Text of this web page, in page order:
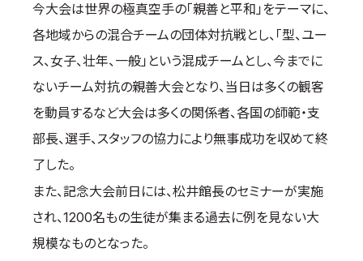
一般の部・壮年部の方
会員制度
取材のお申し込み
本サイトについて
プライバシーポリシー
今大会は世界の極真空手の「親善と平和」をテーマに、
各地域からの混合チームの団体対抗戦とし、「型、ユー
ス、女子、壮年、一般」という混成チームとし、今までに
ないチーム対抗の親善大会となり、当日は多くの観客
を動員するなど大会は多くの関係者、各国の師範・支
部長、選手、スタッフの協力により無事成功を収めて終
了した。
また、記念大会前日には、松井館長のセミナーが実施
され、1200名もの生徒が集まる過去に例を見ない大
規模なものとなった。